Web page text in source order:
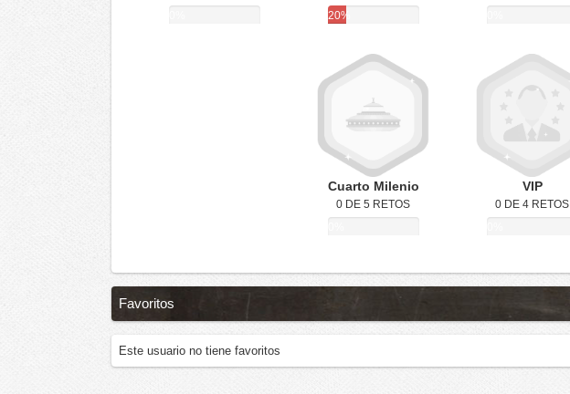
20%
Cuarto Milenio
0 DE 5 RETOS
VIP
0 DE 4 RETOS
Favoritos
Este usuario no tiene favoritos